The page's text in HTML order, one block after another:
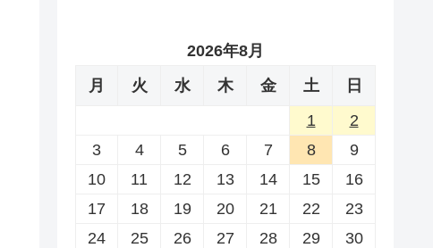
2026年8月
月
火 水 木 金 土
日
1
2
3
4 5 6 7 8
9
10
11 12 13 14 15
16
17
18 19 20 21 22
23
24
25 26 27 28 29
30